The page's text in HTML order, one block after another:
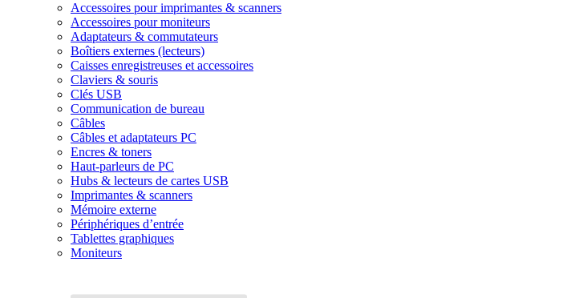
Accessoires pour imprimantes & scanners
Accessoires pour moniteurs
Adaptateurs & commutateurs
Boîtiers externes (lecteurs)
Caisses enregistreuses et accessoires
Claviers & souris
Clés USB
Communication de bureau
Câbles
Câbles et adaptateurs PC
Encres & toners
Haut-parleurs de PC
Hubs & lecteurs de cartes USB
Imprimantes & scanners
Mémoire externe
Périphériques d’entrée
Tablettes graphiques
Moniteurs